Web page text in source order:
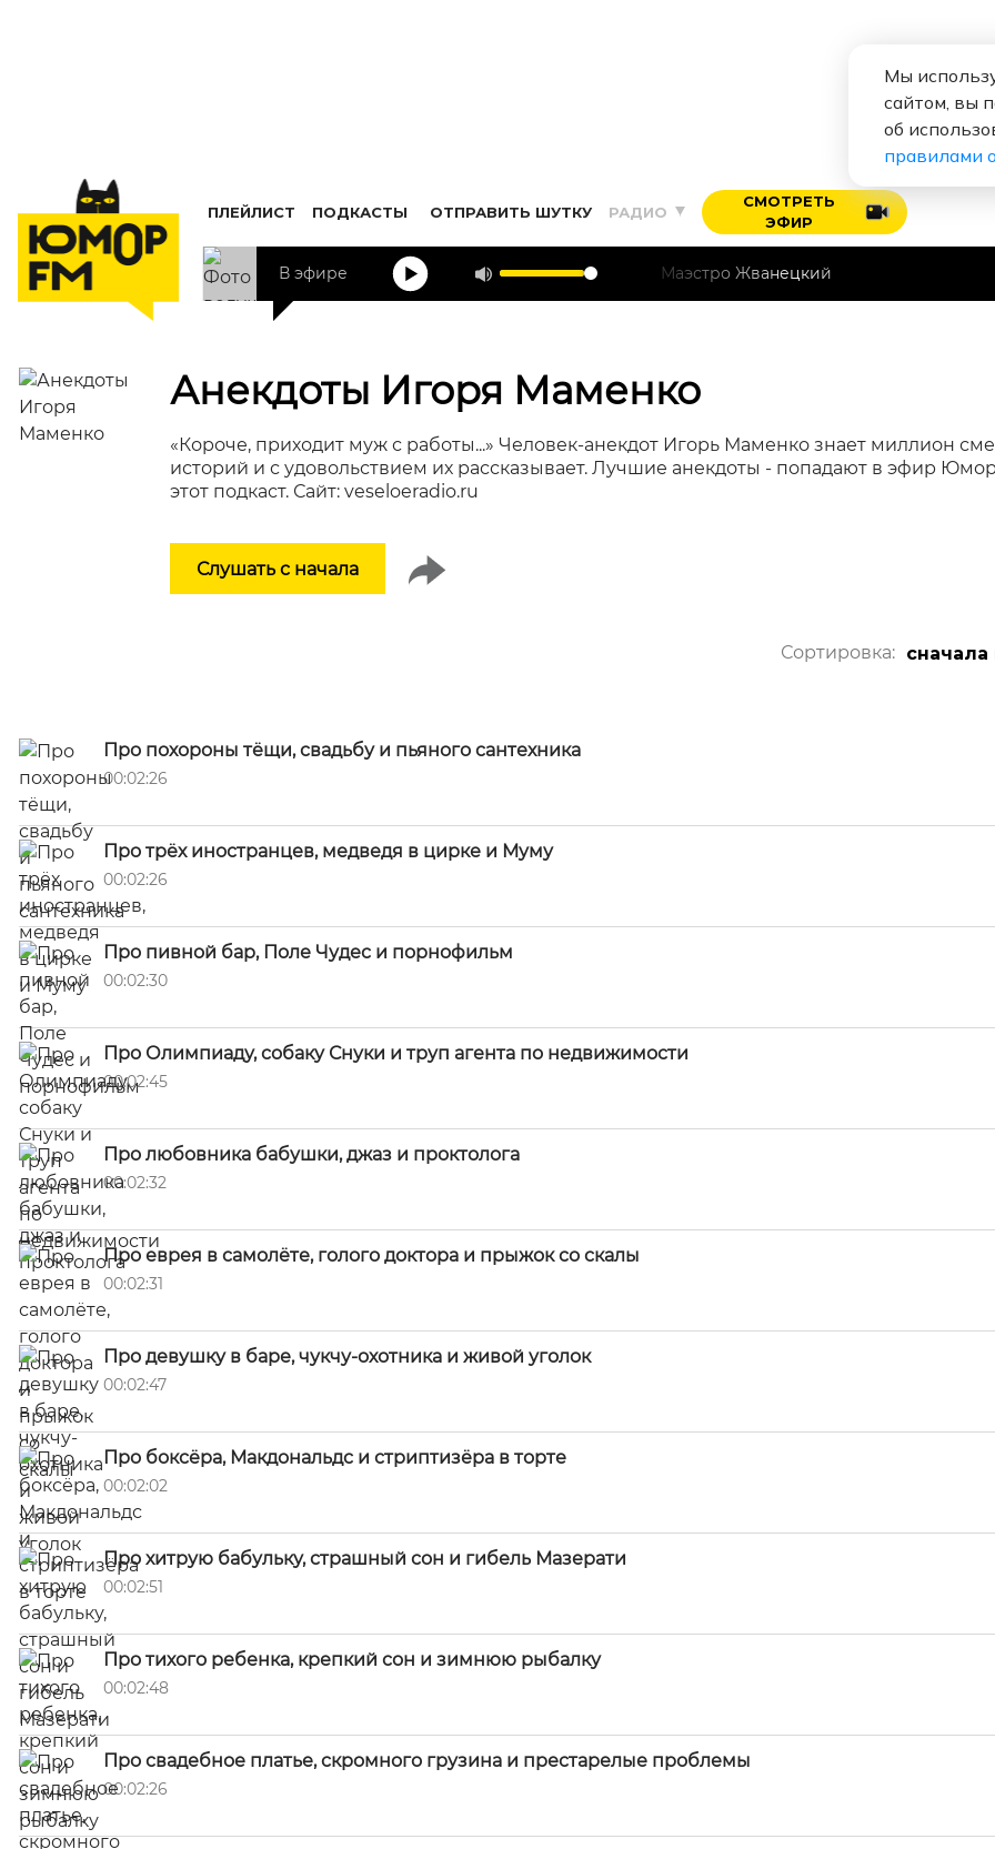
ПЛЕЙЛИСТ ПОДКАСТЫ ОТПРАВИТЬ ШУТКУ РАДИО
СМОТРЕТЬ
ЭФИР
В эфире Маэстро Жванецкий
Анекдоты Игоря Маменко
«Короче, приходит муж с работы...» Человек-анекдот Игорь Маменко знает миллион
историй и с удовольствием их рассказывает. Лучшие анекдоты - попадают в эфир
этот подкаст. Сайт: veseloeradio.ru
Слушать с начала
Сортировка:
Про похороны тёщи, свадьбу и пьяного сантехника
00:02:26
Про трёх иностранцев, медведя в цирке и Муму
00:02:26
Про пивной бар, Поле Чудес и порнофильм
00:02:30
Про Олимпиаду, собаку Снуки и труп агента по недвижимости
00:02:45
Про любовника бабушки, джаз и проктолога
00:02:32
Про еврея в самолёте, голого доктора и прыжок со скалы
00:02:31
Про девушку в баре, чукчу-охотника и живой уголок
00:02:47
Про боксёра, Макдональдс и стриптизёра в торте
00:02:02
Про хитрую бабульку, страшный сон и гибель Мазерати
00:02:51
Про тихого ребенка, крепкий сон и зимнюю рыбалку
00:02:48
Про свадебное платье, скромного грузина и престарелые проблемы
00:02:26
Мы
сайтом, вы
об
правилами